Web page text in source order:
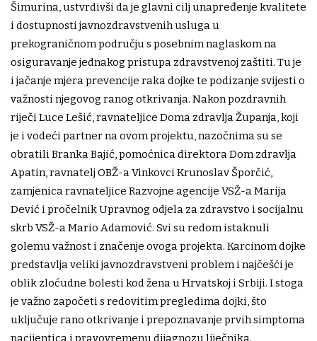
Šimurina, ustvrdivši da je glavni cilj unapređenje kvalitete
i dostupnosti javnozdravstvenih usluga u
prekograničnom području s posebnim naglaskom na
osiguravanje jednakog pristupa zdravstvenoj zaštiti. Tu je
i jačanje mjera prevencije raka dojke te podizanje svijesti o
važnosti njegovog ranog otkrivanja. Nakon pozdravnih
riječi Luce Lešić, ravnateljice Doma zdravlja Županja, koji
je i vodeći partner na ovom projektu, nazočnima su se
obratili Branka Bajić, pomoćnica direktora Dom zdravlja
Apatin, ravnatelj OBŽ-a Vinkovci Krunoslav Šporčić,
zamjenica ravnateljice Razvojne agencije VSŽ-a Marija
Dević i pročelnik Upravnog odjela za zdravstvo i socijalnu
skrb VSŽ-a Mario Adamović. Svi su redom istaknuli
golemu važnost i značenje ovoga projekta. Karcinom dojke
predstavlja veliki javnozdravstveni problem i najčešći je
oblik zloćudne bolesti kod žena u Hrvatskoj i Srbiji. I stoga
je važno započeti s redovitim pregledima dojki, što
uključuje rano otkrivanje i prepoznavanje prvih simptoma
pacijentica i pravovremenu dijagnozu liječnika.